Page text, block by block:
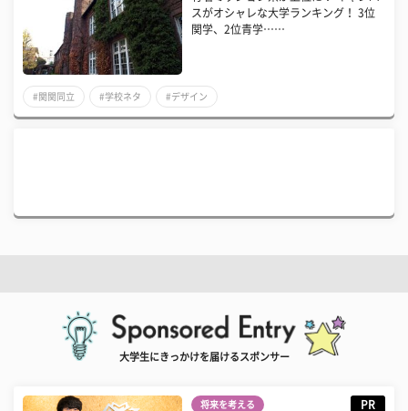
スがオシャレな大学ランキング！ 3位
関学、2位青学……
#関関同立 #学校ネタ #デザイン
大学生にきっかけを届けるスポンサー
将来を考える PR